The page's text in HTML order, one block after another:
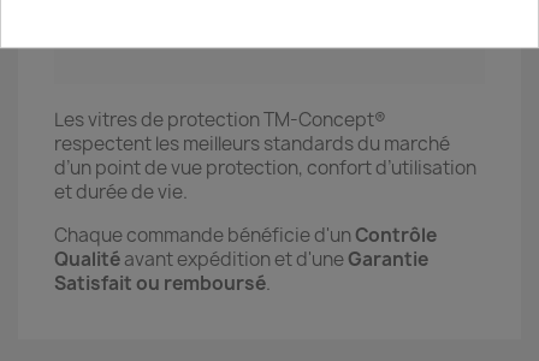
Les vitres de protection TM-Concept®
respectent les meilleurs standards du marché
d’un point de vue protection, confort d’utilisation
et durée de vie.
Chaque commande bénéficie d'un Contrôle
Qualitéavant expédition et d'uneGarantie
Satisfait ou remboursé.